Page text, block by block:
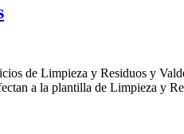
de Limpieza y Residuos y
a la plantilla de Limpieza y